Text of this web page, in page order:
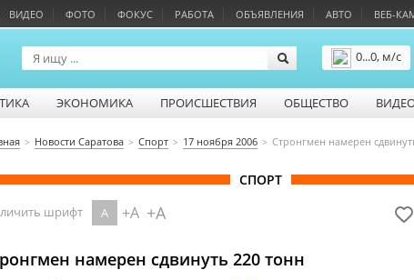
ВИДЕО ФОТО ФОКУС РАБОТА ОБЪЯВЛЕНИЯ АВТО ВЕБ-
0...0, м/с
ЭКОНОМИКА ПРОИСШЕСТВИЯ ОБЩЕСТВО
Новости Саратова Спорт 17 ноября 2006 Стронгмен намерен
СПОРТ
шрифт A +A +A
намерен сдвинуть 220 тонн